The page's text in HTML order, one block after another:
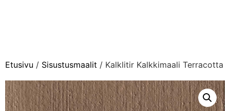
Etusivu / Sisustusmaalit / Kalklitir Kalkkimaali Terracotta